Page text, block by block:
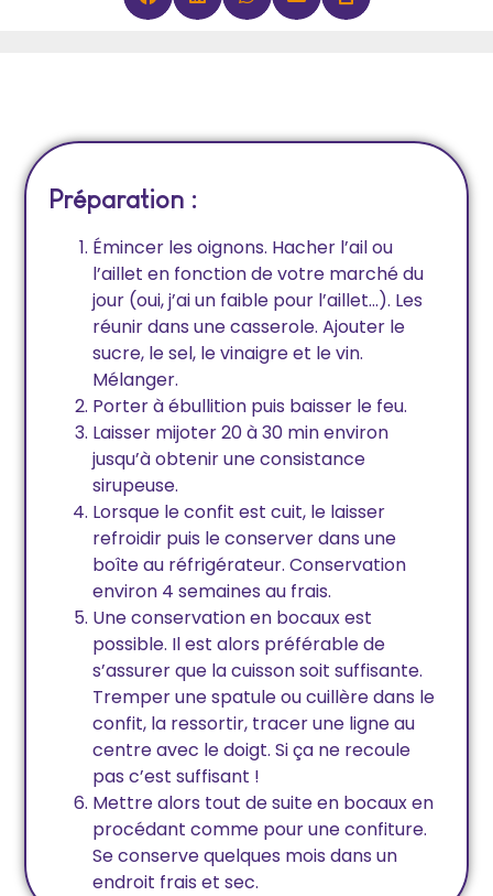
Préparation :
Émincer les oignons. Hacher l’ail ou
l’aillet en fonction de votre marché du
jour (oui, j’ai un faible pour l’aillet…). Les
réunir dans une casserole. Ajouter le
sucre, le sel, le vinaigre et le vin.
Mélanger.
Porter à ébullition puis baisser le feu.
Laisser mijoter 20 à 30 min environ
jusqu’à obtenir une consistance
sirupeuse.
Lorsque le confit est cuit, le laisser
refroidir puis le conserver dans une
boîte au réfrigérateur. Conservation
environ 4 semaines au frais.
Une conservation en bocaux est
possible. Il est alors préférable de
s’assurer que la cuisson soit suffisante.
Tremper une spatule ou cuillère dans le
confit, la ressortir, tracer une ligne au
centre avec le doigt. Si ça ne recoule
pas c’est suffisant !
Mettre alors tout de suite en bocaux en
procédant comme pour une confiture.
Se conserve quelques mois dans un
endroit frais et sec.